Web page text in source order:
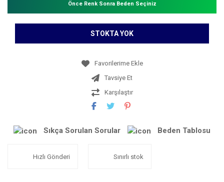
Önce Renk Sonra Beden Seçiniz
STOKTA YOK
Tavsiye Et
Karşılaştır
Sıkça Sorulan Sorular Beden Tablosu
Hızlı Gönderi Sınırlı stok